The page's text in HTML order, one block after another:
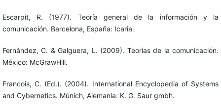
Escarpit, R. (1977). Teoría general de la información y la
comunicación. Barcelona, España: Icaria.
Fernández, C. & Galguera, L. (2009). Teorías de la comunicación.
México: McGrawHill.
Francois, C. (Ed.). (2004). International Encyclopedia of Systems
and Cybernetics. Múnich, Alemania: K. G. Saur gmbh.